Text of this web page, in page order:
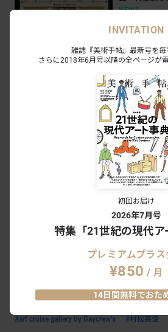
NEWS
特別展「眼福
道具の粋」（
レポート。
が集結
古美術品や骨
が満喫できる
ンティーク」
めに開催へ
NEWS
青柳龍太「懐
NEWS
グループ「新
（すぎる）研
NEWS
#art cruise gallery by Baycrew’s #村松英俊
INVITATION
雑誌『美術手帖』最新号を毎
さらに2018年6月号以降の全ページが
初回お届け
2026年7月号
特集「21世紀の現代ア
プレミアムプラス
¥850 / 月
14日間無料でおた